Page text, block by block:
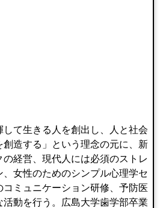
して生きる人を創出し、人と社会
創造する」という理念の元に、新
経営、現代人には必須のストレ
女性のためのシンプル心理学セ
コミュニケーション研修、予防医
動を行う。広島大学歯学部卒業